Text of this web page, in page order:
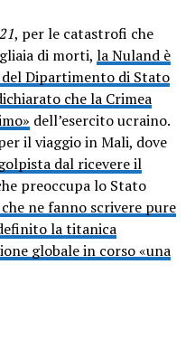
, per le catastrofi che
di morti, la Nuland è
del Dipartimento di Stato
che la Crimea
dell’esercito ucraino.
il viaggio in Mali, dove
dal ricevere il
preoccupa lo Stato
ne fanno scrivere pure
la titanica
globale in corso «una